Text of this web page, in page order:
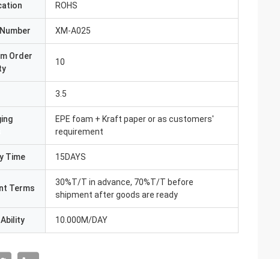
ROHS
XM-A025
Order
10
3.5
EPE foam + Kraft paper or as customers'
requirement
Time 15DAYS
Terms
30%T/T in advance, 70%T/T before
shipment after goods are ready
10.000M/DAY